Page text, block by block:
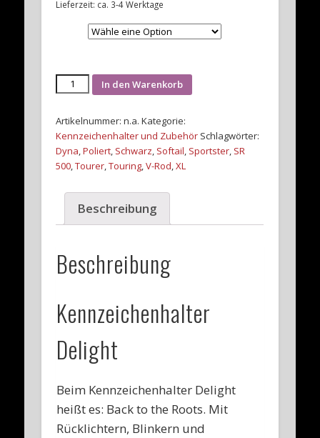
Lieferzeit: ca. 3-4 Werktage
Kennzeichenhalter
DELIGHT
im
Rahmen
integrierten
Blinkern
Brems-
Kennzeichen-
180
x
mm
Menge
In den Warenkorb
Artikelnummer:n.a. Kategorie:
Kennzeichenhalter und Zubehör Schlagwörter:
Dyna,Poliert, Schwarz, Softail, Sportster, SR
500,Tourer,Touring,V-Rod,XL
Beschreibung
Beschreibung
Kennzeichenhalter
Delight
Beim Kennzeichenhalter Delight
heißt es: Back to the Roots. Mit
Rücklichtern, Blinkern und